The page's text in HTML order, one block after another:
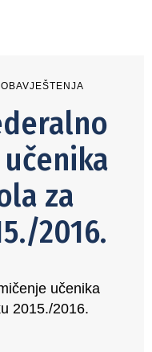
OBAVJEŠTENJA
za
2016.
učenika
2015./2016.